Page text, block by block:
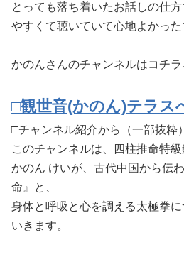
とっても落ち着いたお話しの仕
やすくて聴いていて心地よかった
かのんさんのチャンネルはコチラ
□観世音(かのん)テラス
□チャンネル紹介から（一部抜粋）
このチャンネルは、四柱推命特
かのん けいが、古代中国から伝
命』と、
身体と呼吸と心を調える太極拳
いきます。